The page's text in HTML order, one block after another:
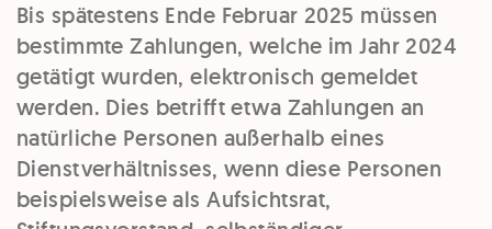
Bis spätestens Ende Februar 2025 müssen
bestimmte Zahlungen, welche im Jahr 2024
getätigt wurden, elektronisch gemeldet
werden. Dies betrifft etwa Zahlungen an
natürliche Personen außerhalb eines
Dienstverhältnisses, wenn diese Personen
beispielsweise als Aufsichtsrat,